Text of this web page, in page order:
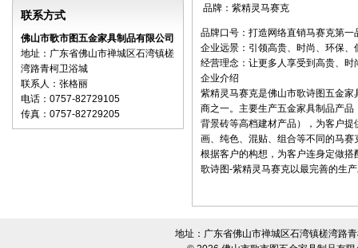
联系方式
佛山市歌市图五金家具制品有限公司
地址：广东省佛山市禅城区石湾镇槎
湾路青柯卫浴城
联系人：张格丽
电话：0757-82729105
传真：0757-82729205
品牌：紫精灵马赛克
品牌口号：打造网络直销马赛克第一
企业远景：引领高贵、时尚、环保
经营理念：让更多人享受到高贵、
企业介绍
紫精灵马赛克是佛山市歌诗图五金
商之一。主要生产五金家具制品产
背景砖等高档建材产品），为客户
画、纯色、混贴、组合等不同的马赛
根据客户的构想，为客户连身定做
歌诗图-紫精灵马赛克以最完善的生
地址：广东省佛山市禅城区石湾镇槎湾